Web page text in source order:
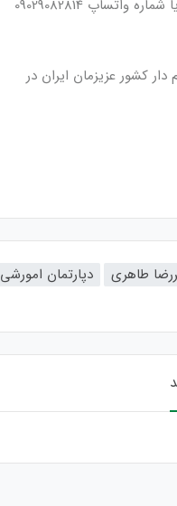
دار کشور عزیزمان ایران در
طاهری دپارتمان امورشی